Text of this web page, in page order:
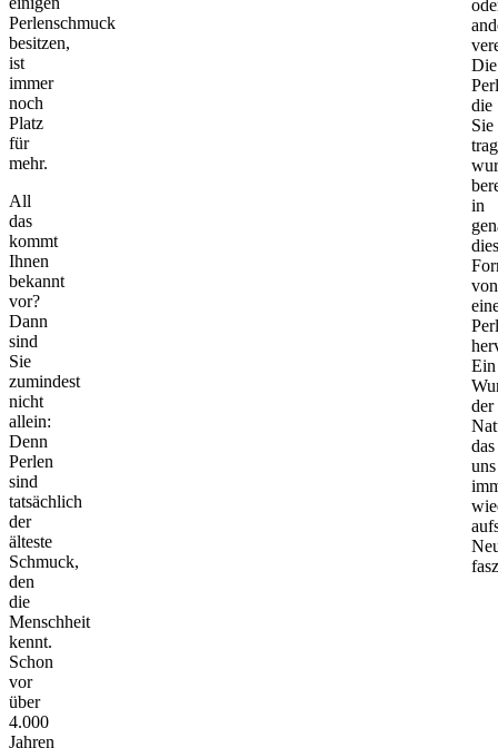
Perlenschmuck
besitzen,
ist
immer
noch
Platz
für
mehr.
All
das
kommt
Ihnen
bekannt
vor?
Dann
sind
Sie
zumindest
nicht
allein:
Denn
Perlen
sind
tatsächlich
der
älteste
Schmuck,
den
die
Menschheit
kennt.
Schon
vor
über
4.000
Jahren
Die
die
Sie
in
von
Ein
der
das
uns